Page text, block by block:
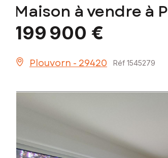
Maison à vendre à
199 900 €
Plouvorn - 29420 Réf 1545279